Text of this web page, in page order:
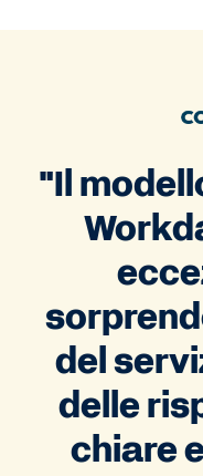
"Il
del
delle
chiare